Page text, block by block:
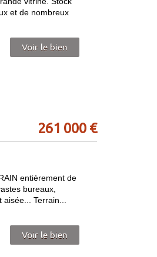
et de nombreux
Voir le bien
261 000 €
entièrement de
bureaux,
Terrain...
Voir le bien